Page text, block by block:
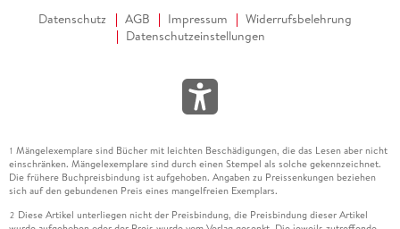
Datenschutz AGB Impressum
Widerrufsbelehrung
Datenschutzeinstellungen
1 Mängelexemplare sind Bücher mit leichten Beschädigungen, die das Lesen aber nicht
einschränken. Mängelexemplare sind durch einen Stempel als solche gekennzeichnet.
Die frühere Buchpreisbindung ist aufgehoben. Angaben zu Preissenkungen beziehen
sich auf den gebundenen Preis eines mangelfreien Exemplars.
2 Diese Artikel unterliegen nicht der Preisbindung, die Preisbindung dieser Artikel